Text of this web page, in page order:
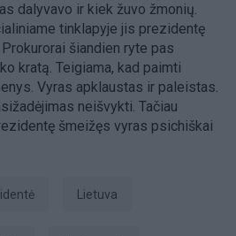
dalyvavo ir kiek žuvo žmonių.
tinklapyje jis prezidentę
šiandien ryte pas
kratą. Teigiama, kad paimti
Vyras apklaustas ir paleistas.
neišvykti. Tačiau
šmeižęs vyras psichiškai
Lietuva